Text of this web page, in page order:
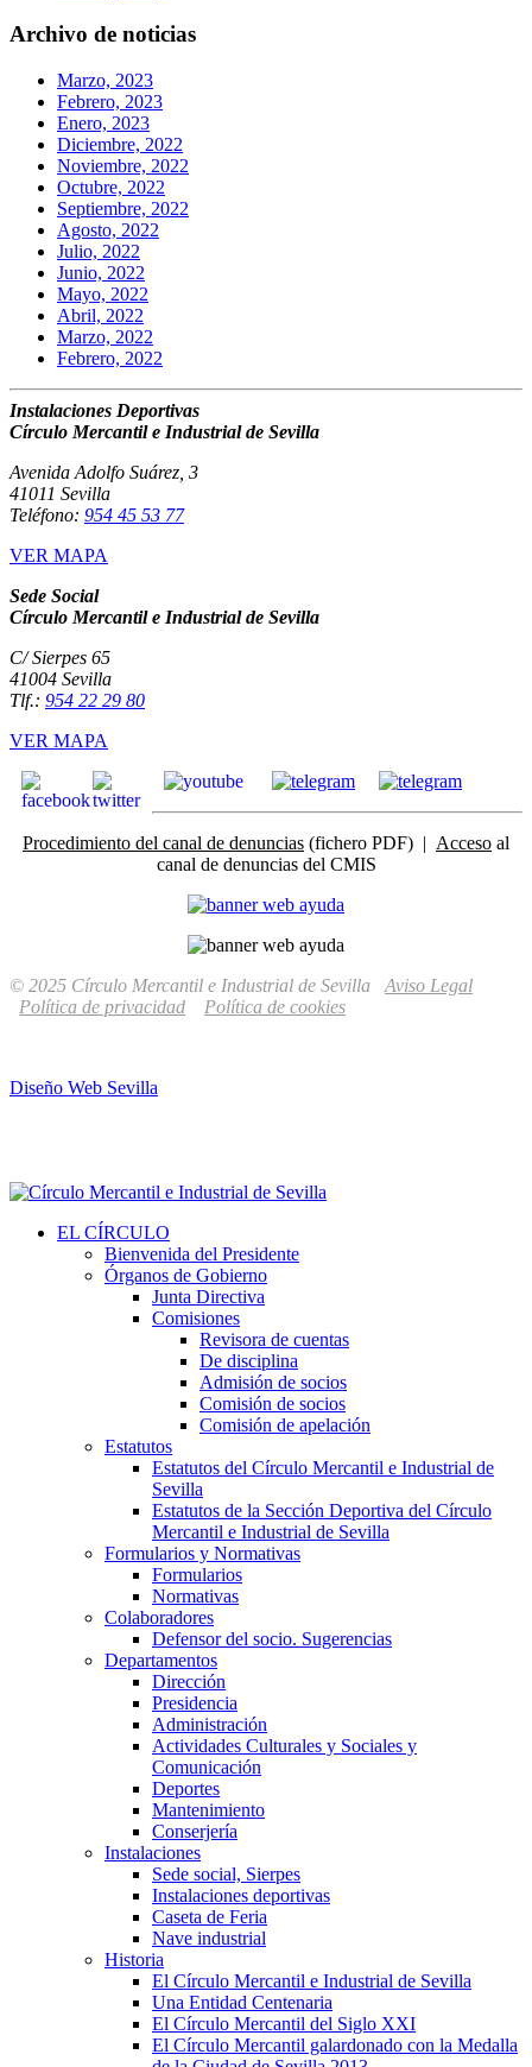
Archivo de noticias
Marzo, 2023
Febrero, 2023
Enero, 2023
Diciembre, 2022
Noviembre, 2022
Octubre, 2022
Septiembre, 2022
Agosto, 2022
Julio, 2022
Junio, 2022
Mayo, 2022
Abril, 2022
Marzo, 2022
Febrero, 2022
Instalaciones Deportivas
Círculo Mercantil e Industrial de Sevilla
Avenida Adolfo Suárez, 3
41011 Sevilla
Teléfono: 954 45 53 77
VER MAPA
Sede Social
Círculo Mercantil e Industrial de Sevilla
C/ Sierpes 65
41004 Sevilla
Tlf.: 954 22 29 80
VER MAPA
Procedimiento del canal de denuncias (fichero PDF) | Acceso al
canal de denuncias del CMIS
© 2025 Círculo Mercantil e Industrial de Sevilla Aviso Legal
Política de privacidad
Política de cookies
Diseño Web Sevilla
EL CÍRCULO
Bienvenida del Presidente
Órganos de Gobierno
Junta Directiva
Comisiones
Revisora de cuentas
De disciplina
Admisión de socios
Comisión de socios
Comisión de apelación
Estatutos
Estatutos del Círculo Mercantil e Industrial de
Sevilla
Estatutos de la Sección Deportiva del Círculo
Mercantil e Industrial de Sevilla
Formularios y Normativas
Formularios
Normativas
Colaboradores
Defensor del socio. Sugerencias
Departamentos
Dirección
Presidencia
Administración
Actividades Culturales y Sociales y
Comunicación
Deportes
Mantenimiento
Conserjería
Instalaciones
Sede social, Sierpes
Instalaciones deportivas
Caseta de Feria
Nave industrial
Historia
El Círculo Mercantil e Industrial de Sevilla
Una Entidad Centenaria
El Círculo Mercantil del Siglo XXI
El Círculo Mercantil galardonado con la Medalla